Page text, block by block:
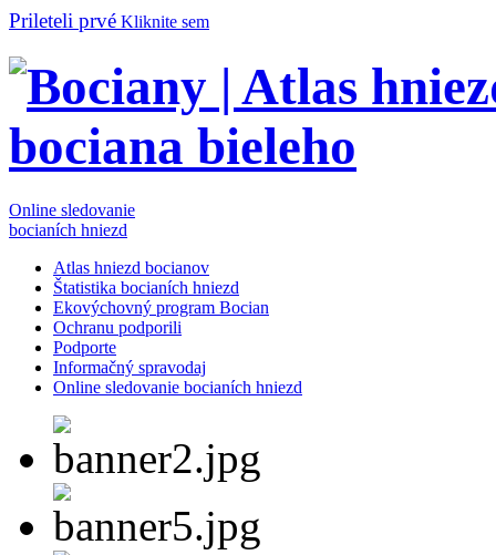
Prileteli prvé Kliknite sem
Online sledovanie
bocianích hniezd
Atlas hniezd bocianov
Štatistika bocianích hniezd
Ekovýchovný program Bocian
Ochranu podporili
Podporte
Informačný spravodaj
Online sledovanie bocianích hniezd